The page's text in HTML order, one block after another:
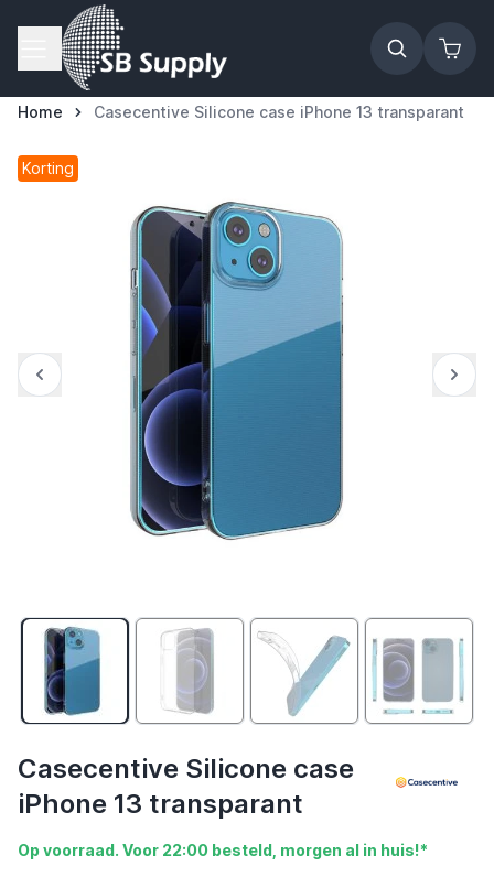
Ga naar de inhoud
Home Casecentive Silicone case iPhone 13 transparant
Korting
Casecentive Silicone case
iPhone 13 transparant
Op voorraad. Voor 22:00 besteld, morgen al in huis!*